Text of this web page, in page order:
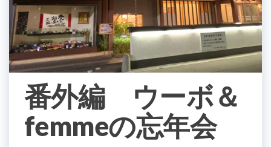
番外編 ウーボ＆
femmeの忘年会